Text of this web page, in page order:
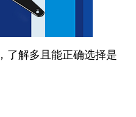
了解多且能正确选择是